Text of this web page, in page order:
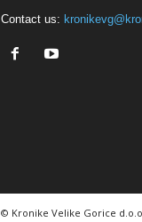
Contact us:
© Kronike Velike Gorice